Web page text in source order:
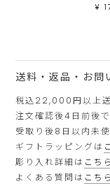
¥
送料・返品・お問
税込22,000円以上送
注文確認後4日前後
受取り後8日以内未
ギフトラッピングは
彫り入れ詳細は こちら
よくある質問は こちら